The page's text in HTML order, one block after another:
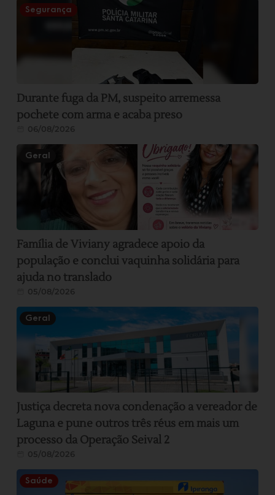
Segurança
Durante fuga da PM, suspeito arremessa
pochete com arma e acaba preso
06/08/2026
Geral
Família de Viviany agradece apoio da
população e conclui vaquinha solidária para
ajuda no translado
05/08/2026
Geral
Justiça decreta nova condenação a vereador de
Laguna e pune outros três réus em mais um
processo da Operação Seival 2
05/08/2026
Saúde